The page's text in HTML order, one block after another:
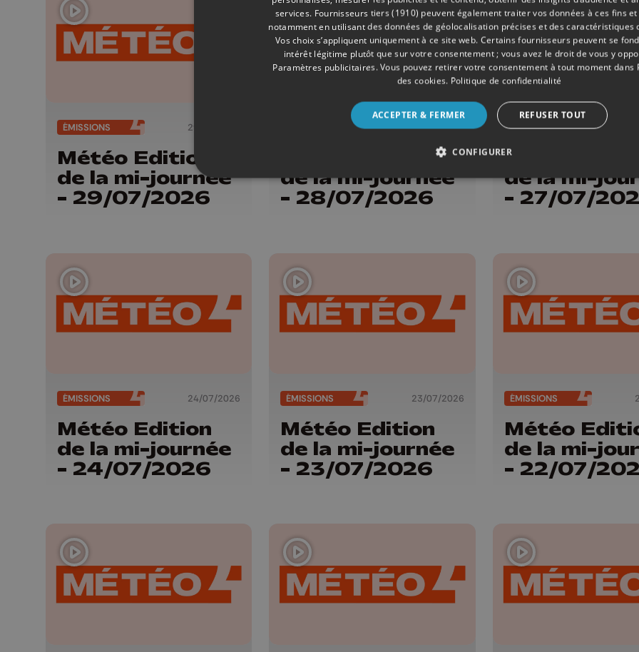
ÉMISSIONS 29/07/2026
Météo Edition
de la mi-journée
- 29/07/2026
28/07/2026
de la mi-journée
- 28/07/2026
ÉMISSIONS
Météo
de la mi-
- 27/07/
ÉMISSIONS 24/07/2026
Météo Edition
de la mi-journée
- 24/07/2026
ÉMISSIONS 23/07/2026
Météo Edition
de la mi-journée
- 23/07/2026
ÉMISSIONS
Météo
de la mi-
- 22/07/
services. Fournisseurs tiers (1910) peuvent également traiter vos données à ces fins et
notamment en utilisant des données de géolocalisation précises et des caractéristiques
Vos choix s’appliquent uniquement à ce site web. Certains fournisseurs peuvent se
intérêt légitime plutôt que sur votre consentement ; vous avez le droit de vous y
Paramètres publicitaires. Vous pouvez retirer votre consentement à tout moment dans
des cookies. Politique de confidentialité
ACCEPTER & FERMER REFUSER TOUT
CONFIGURER